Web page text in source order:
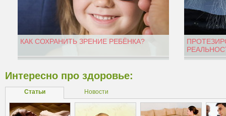
КАК СОХРАНИТЬ ЗРЕНИЕ РЕБЁНКА?
Интересно про здоровье:
Статьи Новости